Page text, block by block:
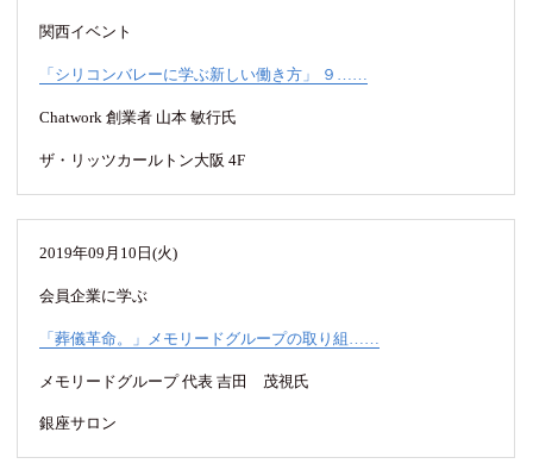
関西イベント
「シリコンバレーに学ぶ新しい働き方」 ９……
Chatwork 創業者 山本 敏行氏
ザ・リッツカールトン大阪 4F
2019年09月10日(火)
会員企業に学ぶ
「葬儀革命。」メモリードグループの取り組……
メモリードグループ 代表 吉田 茂視氏
銀座サロン